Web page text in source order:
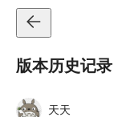
版本历史记录
天天